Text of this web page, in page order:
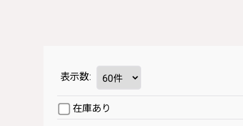
表示数:
在庫あり